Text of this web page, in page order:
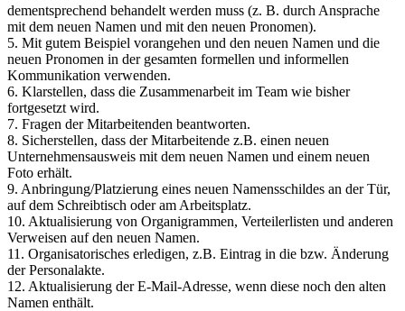
dementsprechend behandelt werden muss (z. B. durch Ansprache
mit dem neuen Namen und mit den neuen Pronomen).
5. Mit gutem Beispiel vorangehen und den neuen Namen und die
neuen Pronomen in der gesamten formellen und informellen
Kommunikation verwenden.
6. Klarstellen, dass die Zusammenarbeit im Team wie bisher
fortgesetzt wird.
7. Fragen der Mitarbeitenden beantworten.
8. Sicherstellen, dass der Mitarbeitende z.B. einen neuen
Unternehmensausweis mit dem neuen Namen und einem neuen
Foto erhält.
9. Anbringung/Platzierung eines neuen Namensschildes an der Tür,
auf dem Schreibtisch oder am Arbeitsplatz.
10. Aktualisierung von Organigrammen, Verteilerlisten und anderen
Verweisen auf den neuen Namen.
11. Organisatorisches erledigen, z.B. Eintrag in die bzw. Änderung
der Personalakte.
12. Aktualisierung der E-Mail-Adresse, wenn diese noch den alten
Namen enthält.